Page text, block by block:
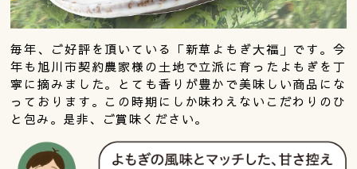
毎年、ご好評を頂いている「新草よもぎ大福」です。今
年も旭川市契約農家様の土地で立派に育ったよもぎを丁
寧に摘みました。とても香りが豊かで美味しい商品にな
っております。この時期にしか味わえないこだわりのひ
と包み。是非、ご賞味ください。